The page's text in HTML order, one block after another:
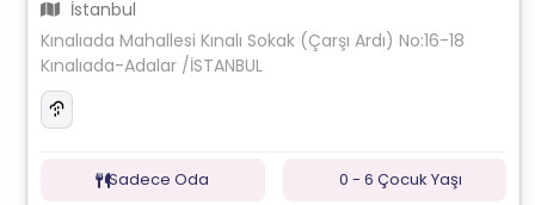
İstanbul
Kınalıada Mahallesi Kınalı Sokak (Çarşı Ardı) No:16-18
Kınalıada-Adalar /İSTANBUL
Sadece Oda 0 - 6 Çocuk Yaşı